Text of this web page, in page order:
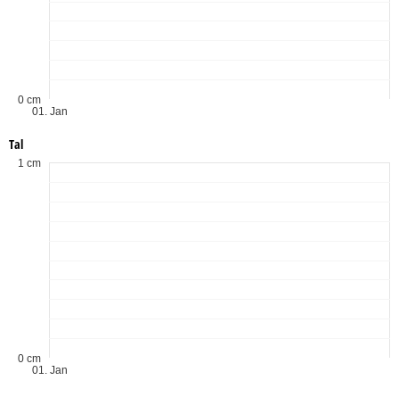
01. Jan
0 cm
Tal
01. Jan
0 cm
1 cm